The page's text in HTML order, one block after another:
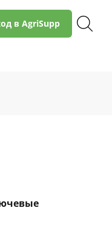
в AgriSupp